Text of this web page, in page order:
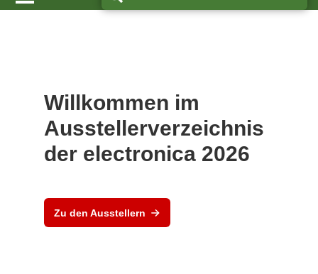
Willkommen im
Ausstellerverzeichnis
der electronica 2026
Zu den Ausstellern